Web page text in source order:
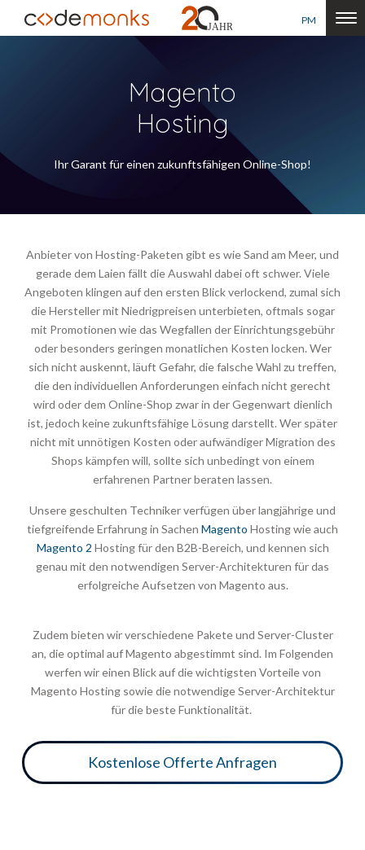
PM
Magento
Hosting
Ihr Garant für einen zukunftsfähigen Online-Shop!
Anbieter von Hosting-Paketen gibt es wie Sand am Meer, und
gerade dem Laien fällt die Auswahl dabei oft schwer. Viele
Angeboten klingen auf den ersten Blick verlockend, zumal sich
die Hersteller mit Niedrigpreisen unterbieten, oftmals sogar
mit Promotionen wie das Wegfallen der Einrichtungsgebühr
oder besonders geringen monatlichen Kosten locken. Wer
sich nicht auskennt, läuft Gefahr, die falsche Wahl zu treffen,
die den individuellen Anforderungen einfach nicht gerecht
wird oder dem Online-Shop zwar in der Gegenwart dienlich
ist, jedoch keine zukunftsfähige Lösung darstellt. Wer später
nicht mit unnötigen Kosten oder aufwändiger Migration des
Shops kämpfen will, sollte sich unbedingt von einem
erfahrenen Partner beraten lassen.
Unsere geschulten Techniker verfügen über langjährige und
tiefgreifende Erfahrung in Sachen Magento Hosting wie auch
Magento 2 Hosting für den B2B-Bereich, und kennen sich
genau mit den notwendigen Server-Architekturen für das
erfolgreiche Aufsetzen von Magento aus.
Zudem bieten wir verschiedene Pakete und Server-Cluster
an, die optimal auf Magento abgestimmt sind. Im Folgenden
werfen wir einen Blick auf die wichtigsten Vorteile von
Magento Hosting sowie die notwendige Server-Architektur
für die beste Funktionalität.
Kostenlose Offerte Anfragen